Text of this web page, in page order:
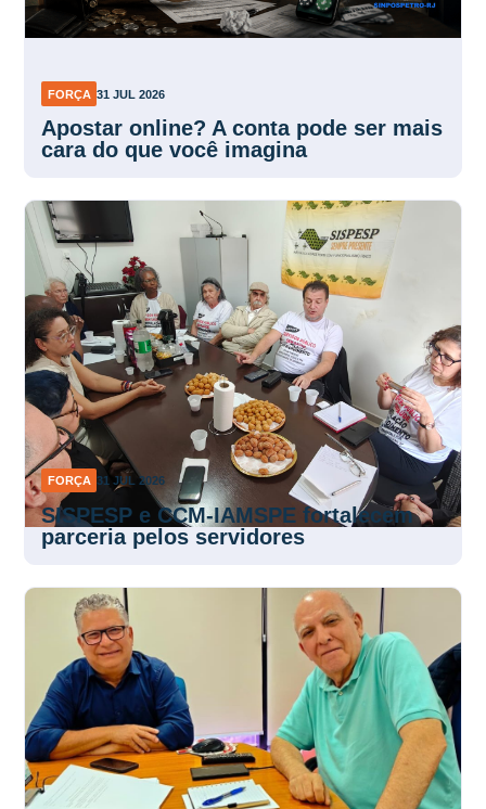
FORÇA 31 JUL 2026
Apostar online? A conta pode ser mais
cara do que você imagina
FORÇA 31 JUL 2026
SISPESP e CCM-IAMSPE fortalecem
parceria pelos servidores